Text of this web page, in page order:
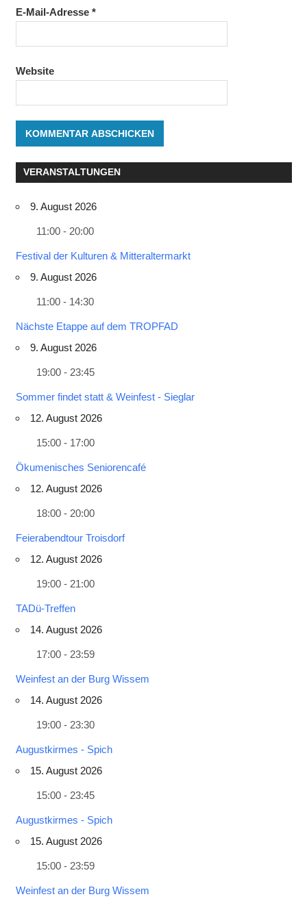
E-Mail-Adresse *
Website
VERANSTALTUNGEN
9. August 2026
11:00 - 20:00
Festival der Kulturen & Mitteraltermarkt
9. August 2026
11:00 - 14:30
Nächste Etappe auf dem TROPFAD
9. August 2026
19:00 - 23:45
Sommer findet statt & Weinfest - Sieglar
12. August 2026
15:00 - 17:00
Ökumenisches Seniorencafé
12. August 2026
18:00 - 20:00
Feierabendtour Troisdorf
12. August 2026
19:00 - 21:00
TADü-Treffen
14. August 2026
17:00 - 23:59
Weinfest an der Burg Wissem
14. August 2026
19:00 - 23:30
Augustkirmes - Spich
15. August 2026
15:00 - 23:45
Augustkirmes - Spich
15. August 2026
15:00 - 23:59
Weinfest an der Burg Wissem